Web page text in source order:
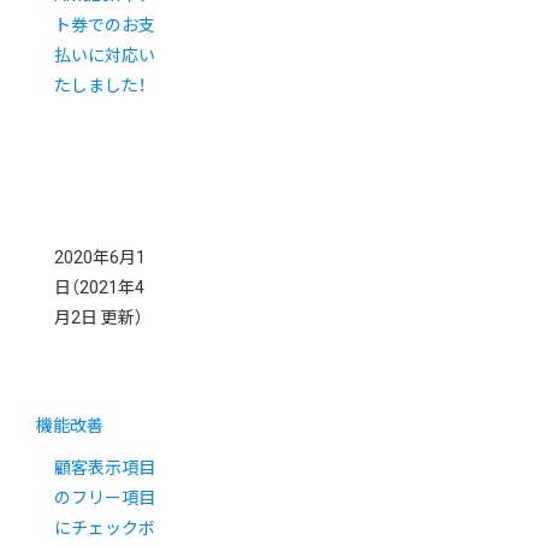
ト券でのお支
払いに対応い
たしました！
2020年6月1
日 （2021年4
月2日 更新）
機能改善
顧客表示項目
のフリー項目
にチェックボ